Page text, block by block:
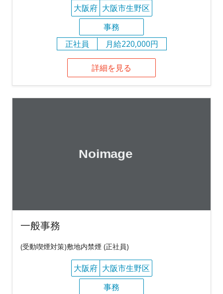
大阪府 大阪市生野区
事務
正社員
月給220,000円
詳細を見る
一般事務
(受動喫煙対策)敷地内禁煙 (正社員)
大阪府 大阪市生野区
事務